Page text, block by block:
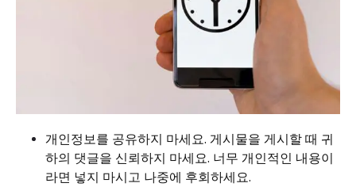
개인정보를 공유하지 마세요. 게시물을 게시할 때 귀
하의 댓글을 신뢰하지 마세요. 너무 개인적인 내용이
라면 넣지 마시고 나중에 후회하세요.